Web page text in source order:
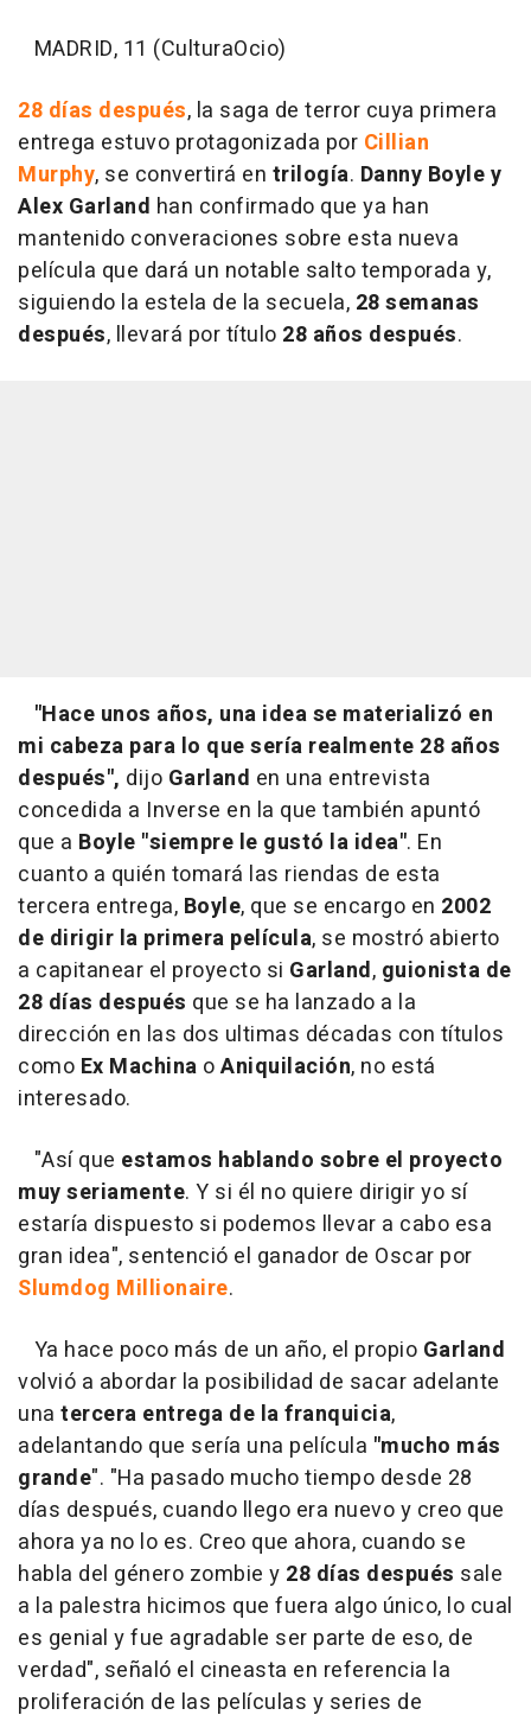
MADRID, 11 (CulturaOcio)
28 días después, la saga de terror cuya primera
entrega estuvo protagonizada por Cillian
Murphy, se convertirá en trilogía. Danny Boyle y
Alex Garland han confirmado que ya han
mantenido converaciones sobre esta nueva
película que dará un notable salto temporada y,
siguiendo la estela de la secuela, 28 semanas
después, llevará por título 28 años después.
"Hace unos años, una idea se materializó en
mi cabeza para lo que sería realmente 28 años
después", dijo Garland en una entrevista
concedida a Inverse en la que también apuntó
que a Boyle "siempre le gustó la idea". En
cuanto a quién tomará las riendas de esta
tercera entrega, Boyle, que se encargo en 2002
de dirigir la primera película, se mostró abierto
a capitanear el proyecto si Garland, guionista de
28 días después que se ha lanzado a la
dirección en las dos ultimas décadas con títulos
como Ex Machina oAniquilación, no está
interesado.
"Así que estamos hablando sobre el proyecto
muy seriamente. Y si él no quiere dirigir yo sí
estaría dispuesto si podemos llevar a cabo esa
gran idea", sentenció el ganador de Oscar por
Slumdog Millionaire.
Ya hace poco más de un año, el propio Garland
volvió a abordar la posibilidad de sacar adelante
una tercera entrega de la franquicia,
adelantando que sería una película "mucho más
grande". "Ha pasado mucho tiempo desde 28
días después, cuando llego era nuevo y creo que
ahora ya no lo es. Creo que ahora, cuando se
habla del género zombie y 28 días después sale
a la palestra hicimos que fuera algo único, lo cual
es genial y fue agradable ser parte de eso, de
verdad", señaló el cineasta en referencia la
proliferación de las películas y series de